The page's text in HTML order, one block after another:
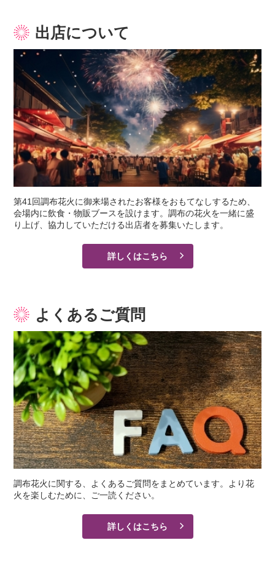
出店について
第41回調布花火に御来場されたお客様をおもてなしするため、
会場内に飲食・物販ブースを設けます。調布の花火を一緒に盛
り上げ、協力していただける出店者を募集いたします。
詳しくはこちら
よくあるご質問
調布花火に関する、よくあるご質問をまとめています。より花
火を楽しむために、ご一読ください。
詳しくはこちら